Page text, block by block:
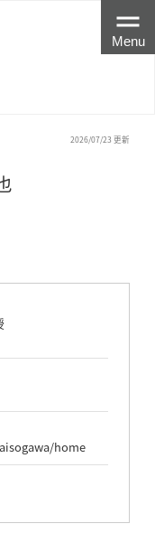
Menu
2026/07/23 更新
home